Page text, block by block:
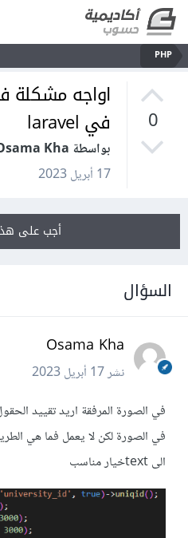
PHP
0
اواجه مشكلة
في laravel
بواسطة Osama Kha
17 أبريل 2023
أجب على
السؤال
Osama Kha
نشر17 أبريل 2023
في الصورة المرفقة اريد تقييد
في الصورة لكن لا يعمل فما هي
الى textخيار مناسب